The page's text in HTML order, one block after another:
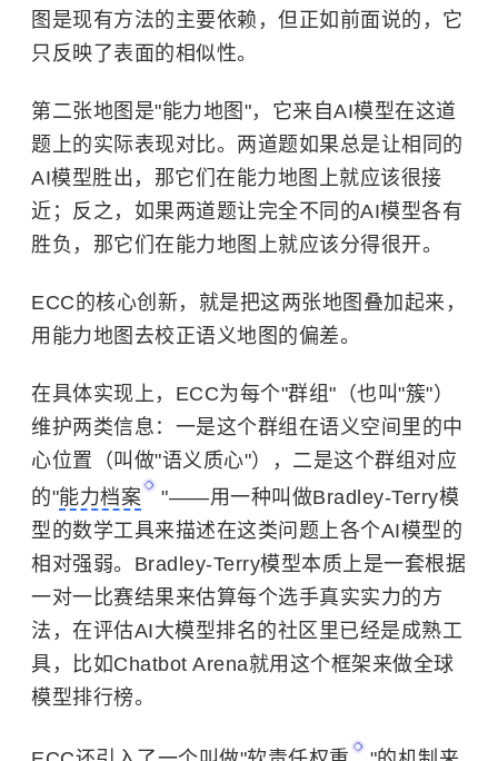
图是现有方法的主要依赖，但正如前面说的，它
只反映了表面的相似性。
第二张地图是"能力地图"，它来自AI模型在这道
题上的实际表现对比。两道题如果总是让相同的
AI模型胜出，那它们在能力地图上就应该很接
近；反之，如果两道题让完全不同的AI模型各有
胜负，那它们在能力地图上就应该分得很开。
ECC的核心创新，就是把这两张地图叠加起来，
用能力地图去校正语义地图的偏差。
在具体实现上，ECC为每个"群组"（也叫"簇"）
维护两类信息：一是这个群组在语义空间里的中
心位置（叫做"语义质心"），二是这个群组对应
的"能力档案
"——用一种叫做Bradley-Terry模
型的数学工具来描述在这类问题上各个AI模型的
相对强弱。Bradley-Terry模型本质上是一套根据
一对一比赛结果来估算每个选手真实实力的方
法，在评估AI大模型排名的社区里已经是成熟工
具，比如Chatbot Arena就用这个框架来做全球
模型排行榜。